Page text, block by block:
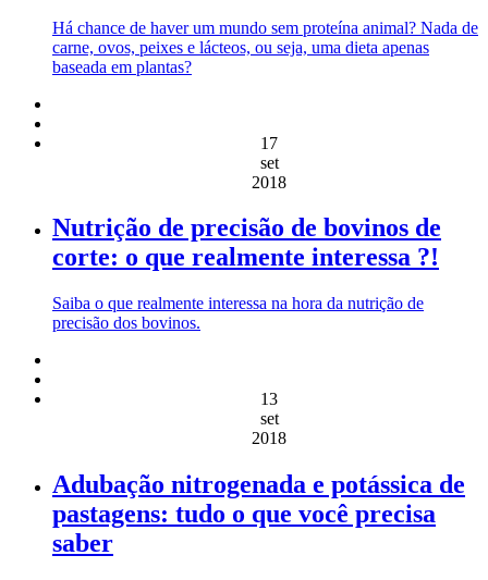
Há chance de haver um mundo sem proteína animal? Nada de
carne, ovos, peixes e lácteos, ou seja, uma dieta apenas
baseada em plantas?
17
set
2018
Nutrição de precisão de bovinos de
corte: o que realmente interessa ?!
Saiba o que realmente interessa na hora da nutrição de
precisão dos bovinos.
13
set
2018
Adubação nitrogenada e potássica de
pastagens: tudo o que você precisa
saber